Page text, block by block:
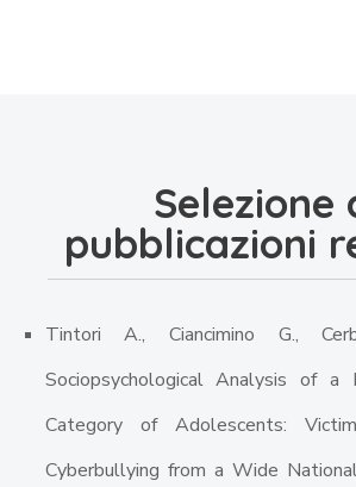
Selezione
pubblicazioni
Tintori A., Ciancimino G.,
Sociopsychological Analysis of a
Category of Adolescents:
Cyberbullying from a Wide